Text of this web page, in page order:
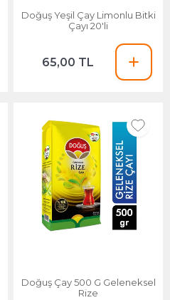
Doğuş Yeşil Çay Limonlu Bitki
Çayı 20'li
65,00 TL
Doğuş Çay 500 G Geleneksel
Rize